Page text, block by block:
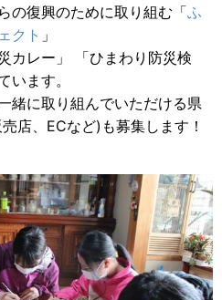
の復興のために取り組む「ふ
クト 」
カレー」 「ひまわり防災検
います。
緒に取り組んでいただける県
店、ECなど)も募集します！